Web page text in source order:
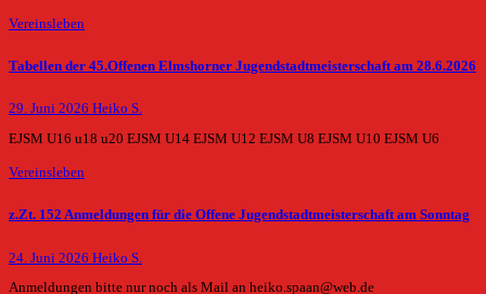
Vereinsleben
Tabellen der 45.Offenen Elmshorner Jugendstadtmeisterschaft am 28.6.2026
29. Juni 2026 Heiko S.
EJSM U16 u18 u20 EJSM U14 EJSM U12 EJSM U8 EJSM U10 EJSM U6
Vereinsleben
z.Zt. 152 Anmeldungen für die Offene Jugendstadtmeisterschaft am Sonntag
24. Juni 2026 Heiko S.
Anmeldungen bitte nur noch als Mail an heiko.spaan@web.de